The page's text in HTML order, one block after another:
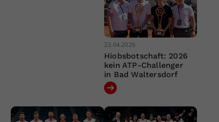
23.04.2026
Hiobsbotschaft: 2026
kein ATP-Challenger
in Bad Waltersdorf